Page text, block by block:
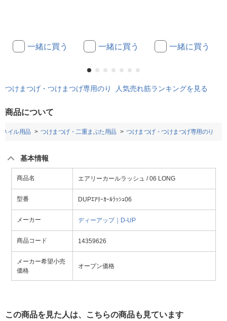
一緒に買う 一緒に買う 一緒に買う
つけまつげ・つけまつげ専用のり 人気売れ筋ランキングを見る
商品について
イル用品 つけまつげ・二重まぶた用品 つけまつげ・つけまつげ専用のり
基本情報
商品名 エアリーカールラッシュ / 06 LONG
型番 DUPｴｱﾘｰｶｰﾙﾗｯｼｭ06
メーカー ディーアップ｜D-UP
商品コード 14359626
メーカー希望小売
価格
オープン価格
この商品を見た人は、こちらの商品も見ています